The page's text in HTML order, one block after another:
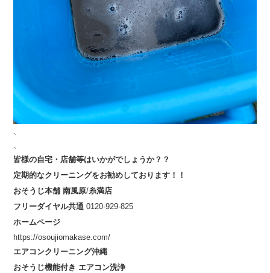
、
、
皆様の自宅・店舗等はいかがでしょうか？？
定期的なクリーニングをお勧めしております！！
おそうじ本舗 南風原/糸満店
フリーダイヤル共通 0120-929-825
ホームページ
https://osoujiomakase.com/
エアコンクリーニング沖縄
おそうじ機能付き エアコン洗浄